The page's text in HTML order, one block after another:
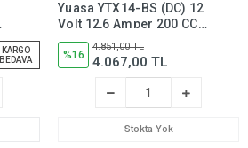
KARGO
BEDAVA
Yuasa YTX14-BS (DC) 12
Volt 12,6 Amper 200 CCA
Bakım Gerektirmeyen
Motosiklet Aküsü,ytx14bs
%16
4.851,00 TL
4.067,00 TL
Stokta Yok